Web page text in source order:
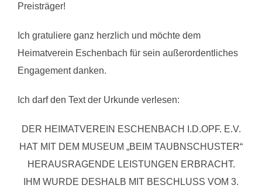
Preisträger!
Ich gratuliere ganz herzlich und möchte dem
Heimatverein Eschenbach für sein außerordentliches
Engagement danken.
Ich darf den Text der Urkunde verlesen:
DER HEIMATVEREIN ESCHENBACH I.D.OPF. E.V.
HAT MIT DEM MUSEUM „BEIM TAUBNSCHUSTER“
HERAUSRAGENDE LEISTUNGEN ERBRACHT.
IHM WURDE DESHALB MIT BESCHLUSS VOM 3.